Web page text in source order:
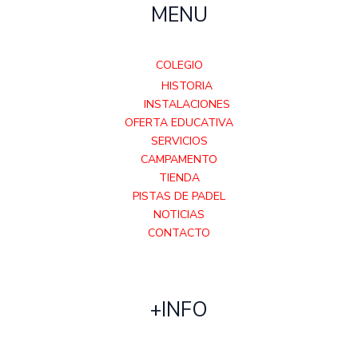
MENU
COLEGIO
HISTORIA
INSTALACIONES
OFERTA EDUCATIVA
SERVICIOS
CAMPAMENTO
TIENDA
PISTAS DE PADEL
NOTICIAS
CONTACTO
+INFO